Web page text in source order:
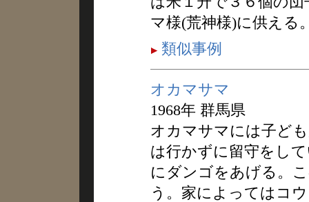
マ様(荒神様)に供える
類似事例
オカマサマ
1968年 群馬県
オカマサマには子ど
は行かずに留守をし
にダンゴをあげる。
う。家によってはコ